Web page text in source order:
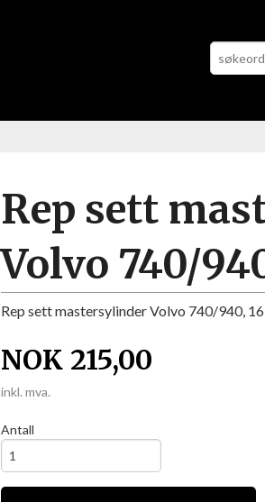
Rep sett
Volvo 740/
Rep sett mastersylinder Volvo 740/940,
NOK 215,00
inkl. mva.
Antall